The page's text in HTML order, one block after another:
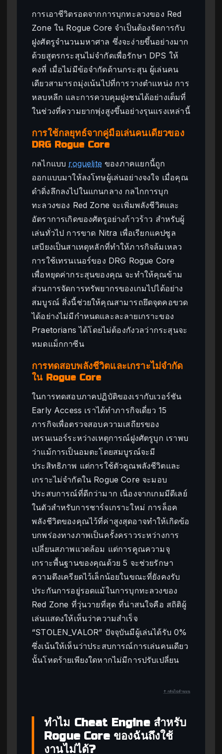
การเอาชีวิตรอดจากการบุกทะลวงของ Red
Zone ใน Rogue Core จำเป็นต้องจัดการกับ
ฝูงศัตรูจำนวนมหาศาล ซึ่งจะง่ายขึ้นอย่างมาก
ด้วยสูตรกระสุนไม่จำกัดเพื่อรักษา DPS ให้
คงที่ เมื่อไม่มีข้อจำกัดด้านกระสุน ผู้เล่นคน
เดียวสามารถมุ่งเน้นไปที่การวางตำแหน่ง การ
หลบหลีก และการควบคุมฝูงชนได้อย่างเต็มที่
ในช่วงที่ความยากพุ่งสูงขึ้นอย่างรุนแรงเหล่านี้
การใช้กลยุทธ์จากคู่มือเล่นคนเดียวของ
DRG Rogue Core
กลไกแบบ roguelite ของภาคแยกนี้ถูก
ออกแบบมาให้ลงโทษผู้เล่นอย่างจงใจ เมื่อคุณ
ดำดิ่งลึกลงไปในแกนกลาง กลไกการบุก
ทะลวงของ Red Zone จะเพิ่มพลังชีวิตและ
อัตราการเกิดของศัตรูอย่างก้าวร้าว สำหรับผู้
เล่นทั่วไป การขาด Nitra เพื่อเรียกแคปซูล
เสบียงเป็นสาเหตุหลักที่ทำให้ภารกิจล้มเหลว
การใช้เทรนเนอร์ของ DRG Rogue Core
เพื่อหยุดค่ากระสุนของคุณ จะทำให้คุณข้าม
ส่วนการจัดการทรัพยากรของเกมไปได้อย่าง
สมบูรณ์ สิ่งนี้ช่วยให้คุณสามารถยึดจุดคอขวด
ได้อย่างไม่มีกำหนดและละลายเกราะของ
Praetorians ได้โดยไม่ต้องกังวลว่ากระสุนจะ
หมดแม็กกาซีน
การทดสอบพลังชีวิตและเกราะไม่จำกัด
ใน Rogue Core
ในการทดสอบภาคปฏิบัติของเรากับเวอร์ชัน
Early Access เราได้ทำภารกิจเดี่ยว 15
ภารกิจเพื่อตรวจสอบความเสถียรของ
เทรนเนอร์ระหว่างเหตุการณ์ฝูงศัตรูบุก เราพบ
ว่าแม้การเป็นอมตะโดยสมบูรณ์จะมี
ประสิทธิภาพ แต่การใช้ตัวคูณพลังชีวิตและ
เกราะไม่จำกัดใน Rogue Core จะมอบ
ประสบการณ์ที่ดีกว่ามาก เนื่องจากเกมมีดีเลย์
ในตัวสำหรับการชาร์จเกราะใหม่ การล็อค
พลังชีวิตของคุณไว้ที่ค่าสูงสุดอาจทำให้เกิดข้อ
บกพร่องทางภาพเป็นครั้งคราวระหว่างการ
เปลี่ยนสภาพแวดล้อม แต่การคูณความจุ
เกราะพื้นฐานของคุณด้วย 5 จะช่วยรักษา
ความตึงเครียดไว้เล็กน้อยในขณะที่ยังคงรับ
ประกันการอยู่รอดแม้ในการบุกทะลวงของ
Red Zone ที่วุ่นวายที่สุด ที่น่าสนใจคือ สถิติผู้
เล่นแสดงให้เห็นว่าความสำเร็จ
“STOLEN_VALOR” ปัจจุบันมีผู้เล่นได้รับ 0%
ซึ่งเน้นให้เห็นว่าประสบการณ์การเล่นคนเดียว
นั้นโหดร้ายเพียงใดหากไม่มีการปรับเปลี่ยน
↑ กลับไปด้านบน
ทำไม Cheat Engine สำหรับ
Rogue Core ของฉันถึงใช้
งานไม่ได้?